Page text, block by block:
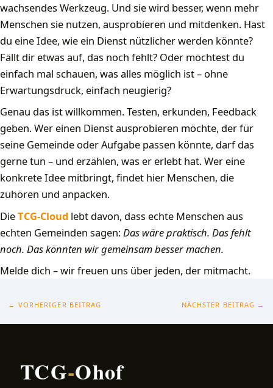
wachsendes Werkzeug. Und sie wird besser, wenn mehr
Menschen sie nutzen, ausprobieren und mitdenken. Hast
du eine Idee, wie ein Dienst nützlicher werden könnte?
Fällt dir etwas auf, das noch fehlt? Oder möchtest du
einfach mal schauen, was alles möglich ist – ohne
Erwartungsdruck, einfach neugierig?
Genau das ist willkommen. Testen, erkunden, Feedback
geben. Wer einen Dienst ausprobieren möchte, der für
seine Gemeinde oder Aufgabe passen könnte, darf das
gerne tun – und erzählen, was er erlebt hat. Wer eine
konkrete Idee mitbringt, findet hier Menschen, die
zuhören und anpacken.
DieTCG-Cloud lebt davon, dass echte Menschen aus
echten Gemeinden sagen: Das wäre praktisch. Das fehlt
noch. Das könnten wir gemeinsam besser machen.
Melde dich – wir freuen uns über jeden, der mitmacht.
← VORHERIGER BEITRAG NÄCHSTER BEITRAG →
TCG-Ohof